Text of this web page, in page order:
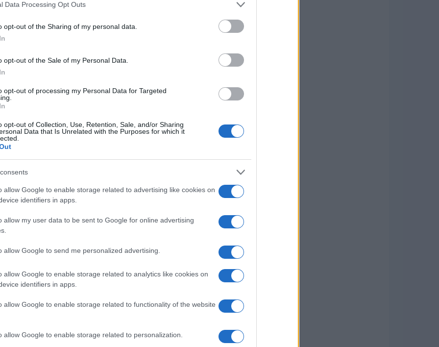
Data Processing Opt Outs
opt-out of the Sharing of my personal data.
opt-out of the Sale of my Personal Data.
opt-out of processing my Personal Data for Targeted
opt-out of Collection, Use, Retention, Sale, and/or Sharing
Data that Is Unrelated with the Purposes for which it
allow Google to enable storage related to advertising like cookies on
identifiers in apps.
allow my user data to be sent to Google for online advertising
allow Google to send me personalized advertising.
allow Google to enable storage related to analytics like cookies on
identifiers in apps.
allow Google to enable storage related to functionality of the website
allow Google to enable storage related to personalization.
la semplice protezione dei dati: indica la
informazioni, dove risiedono le risorse e quali
termini pratici,
cloud e pipeline di dati senza dipendere
itelcoquesto si traduce in scelte su
e partnership strategiche, con implicazioni
è cruciale per i telco
più soltanto fornitori di banda: diventano
La
la localizzazione dei dati e la trasparenza
bilanciare investimenti in infrastrutture
valutando rischi geopolitici e normative
sovranità significa investire in competenze
modelli contrattuali che tutelino la disponibilità
e istituzionali.